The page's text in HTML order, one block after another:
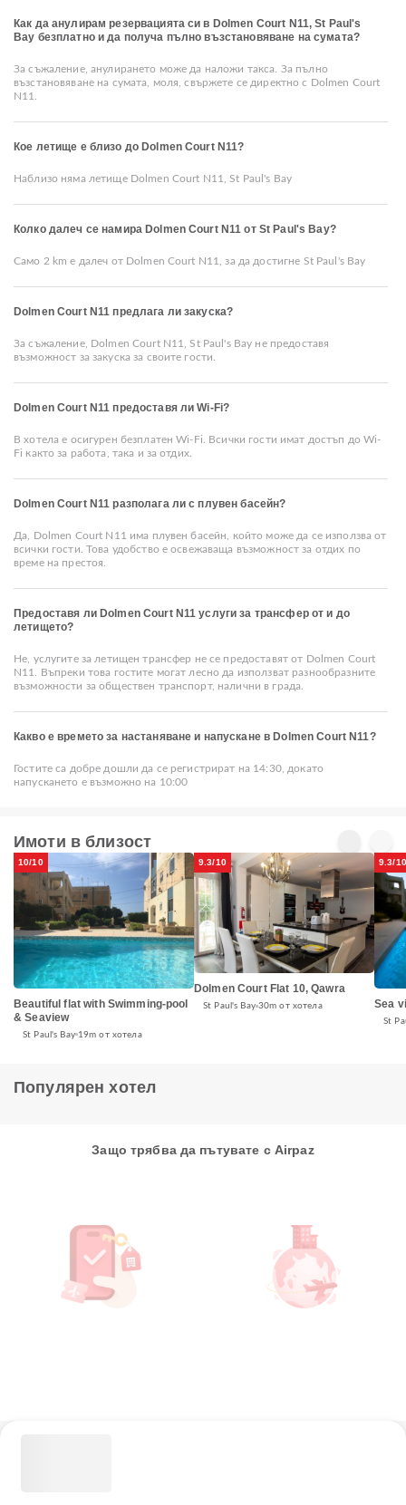
Как да анулирам резервацията си в Dolmen Court N11, St Paul's
Bay безплатно и да получа пълно възстановяване на сумата?
За съжаление, анулирането може да наложи такса. За пълно
възстановяване на сумата, моля, свържете се директно с Dolmen Court
N11.
Кое летище е близо до Dolmen Court N11?
Наблизо няма летище Dolmen Court N11, St Paul's Bay
Колко далеч се намира Dolmen Court N11 от St Paul's Bay?
Само 2 km е далеч от Dolmen Court N11, за да достигне St Paul's Bay
Dolmen Court N11 предлага ли закуска?
За съжаление, Dolmen Court N11, St Paul's Bay не предоставя
възможност за закуска за своите гости.
Dolmen Court N11 предоставя ли Wi-Fi?
В хотела е осигурен безплатен Wi-Fi. Всички гости имат достъп до Wi-
Fi както за работа, така и за отдих.
Dolmen Court N11 разполага ли с плувен басейн?
Да, Dolmen Court N11 има плувен басейн, който може да се използва от
всички гости. Това удобство е освежаваща възможност за отдих по
време на престоя.
Предоставя ли Dolmen Court N11 услуги за трансфер от и до
летището?
Не, услугите за летищен трансфер не се предоставят от Dolmen Court
N11. Въпреки това гостите могат лесно да използват разнообразните
възможности за обществен транспорт, налични в града.
Какво е времето за настаняване и напускане в Dolmen Court N11?
Гостите са добре дошли да се регистрират на 14:30, докато
напускането е възможно на 10:00
Имоти в близост
10/10
Beautiful flat with Swimming-pool
& Seaview
St Paul's Bay 19m от хотела
9.3/10
Dolmen Court Flat 10, Qawra
St Paul's Bay 30m от хотела
9.3/10
Sea
St
Популярен хотел
Защо трябва да пътувате с Airpaz